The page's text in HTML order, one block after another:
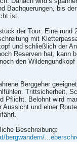
Bachquerungen, bis
ist.
der Tour: Eine rund
mit
und schließlich der
Reserven hat, kann
den Wildengundkopf
Berggeher
Trittsicherheit,
Pflicht. Belohnt wird
Aussicht und einer
Beschreibung:
bergwandern/